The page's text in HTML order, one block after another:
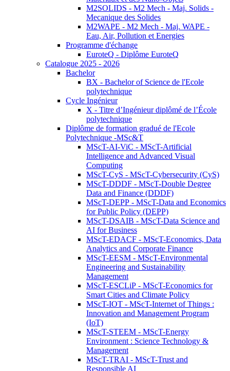
M2SOLIDS - M2 Mech - Maj. Solids -
Mecanique des Solides
M2WAPE - M2 Mech - Maj. WAPE -
Eau, Air, Pollution et Energies
Programme d'échange
EuroteQ - Diplôme EuroteQ
Catalogue 2025 - 2026
Bachelor
BX - Bachelor of Science de l'Ecole
polytechnique
Cycle Ingénieur
X - Titre d’Ingénieur diplômé de l’École
polytechnique
Diplôme de formation gradué de l'Ecole
Polytechnique -MSc&T
MScT-AI-ViC - MScT-Artificial
Intelligence and Advanced Visual
Computing
MScT-CyS - MScT-Cybersecurity (CyS)
MScT-DDDF - MScT-Double Degree
Data and Finance (DDDF)
MScT-DEPP - MScT-Data and Economics
for Public Policy (DEPP)
MScT-DSAIB - MScT-Data Science and
AI for Business
MScT-EDACF - MScT-Economics, Data
Analytics and Corporate Finance
MScT-EESM - MScT-Environmental
Engineering and Sustainability
Management
MScT-ESCLiP - MScT-Economics for
Smart Cities and Climate Policy
MScT-IOT - MScT-Internet of Things :
Innovation and Management Program
(IoT)
MScT-STEEM - MScT-Energy
Environment : Science Technology &
Management
MScT-TRAI - MScT-Trust and
Responsible AI